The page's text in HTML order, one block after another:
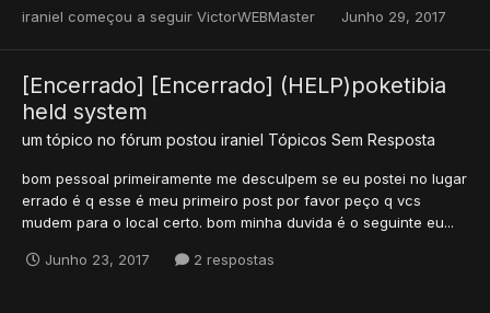
iraniel começou a seguir VictorWEBMaster Junho 29, 2017
[Encerrado] [Encerrado] (HELP)poketibia
held system
um tópico no fórum postou iraniel Tópicos Sem Resposta
bom pessoal primeiramente me desculpem se eu postei no lugar
errado é q esse é meu primeiro post por favor peço q vcs
mudem para o local certo. bom minha duvida é o seguinte eu...
Junho 23, 2017 2 respostas